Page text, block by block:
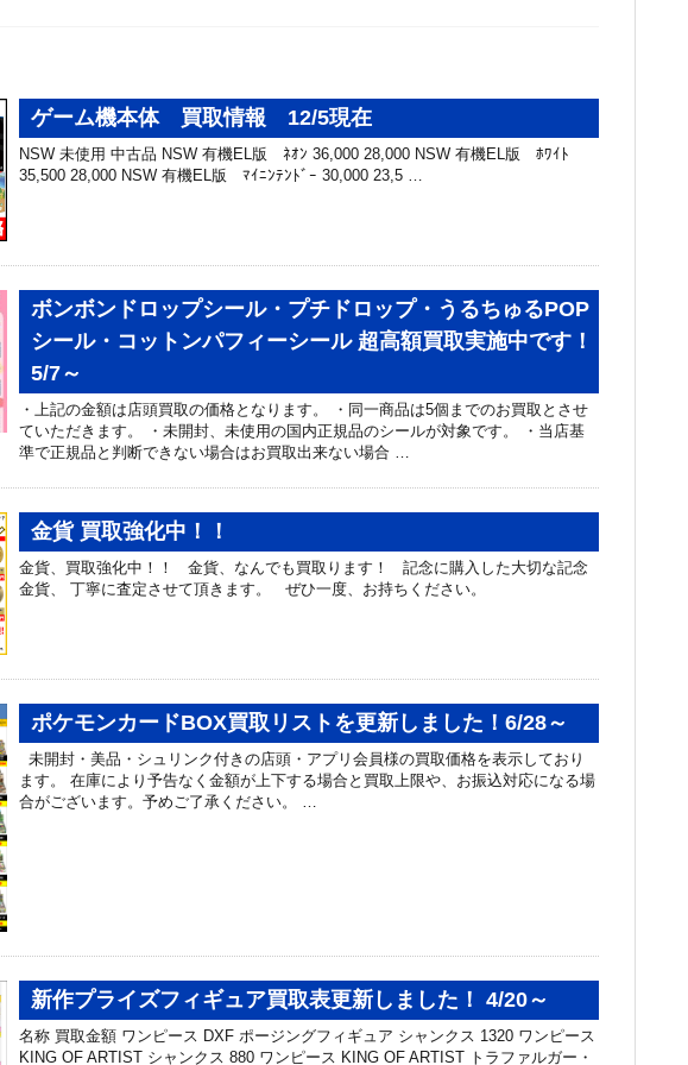
ゲーム機本体 買取情報 12/5現在
NSW 未使用 中古品 NSW 有機EL版 ﾈｵﾝ 36,000 28,000 NSW 有機EL版 ﾎﾜｲﾄ
35,500 28,000 NSW 有機EL版 ﾏｲﾆﾝﾃﾝﾄﾞｰ 30,000 23,5 …
ボンボンドロップシール・プチドロップ・うるちゅるPOP
シール・コットンパフィーシール 超高額買取実施中です！
5/7～
・上記の金額は店頭買取の価格となります。 ・同一商品は5個までのお買取とさせ
ていただきます。 ・未開封、未使用の国内正規品のシールが対象です。 ・当店基
準で正規品と判断できない場合はお買取出来ない場合 …
金貨 買取強化中！！
金貨、買取強化中！！ 金貨、なんでも買取ります！ 記念に購入した大切な記念
金貨、 丁寧に査定させて頂きます。 ぜひ一度、お持ちください。
ポケモンカードBOX買取リストを更新しました！6/28～
未開封・美品・シュリンク付きの店頭・アプリ会員様の買取価格を表示しており
ます。 在庫により予告なく金額が上下する場合と買取上限や、お振込対応になる場
合がございます。予めご了承ください。 …
新作プライズフィギュア買取表更新しました！ 4/20～
名称 買取金額 ワンピース DXF ポージングフィギュア シャンクス 1320 ワンピース
KING OF ARTIST シャンクス 880 ワンピース KING OF ARTIST トラファルガー・